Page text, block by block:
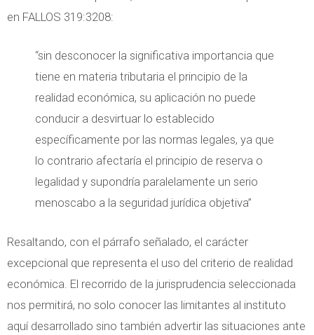
en FALLOS 319:3208:
“sin desconocer la significativa importancia que
tiene en materia tributaria el principio de la
realidad económica, su aplicación no puede
conducir a desvirtuar lo establecido
específicamente por las normas legales, ya que
lo contrario afectaría el principio de reserva o
legalidad y supondría paralelamente un serio
menoscabo a la seguridad jurídica objetiva”
Resaltando, con el párrafo señalado, el carácter
excepcional que representa el uso del criterio de realidad
económica. El recorrido de la jurisprudencia seleccionada
nos permitirá, no solo conocer las limitantes al instituto
aquí desarrollado sino también advertir las situaciones ante